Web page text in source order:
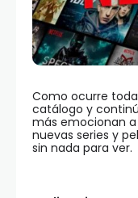
Como ocurre
catálogo y
más emocionan
nuevas series y
sin nada para ver.